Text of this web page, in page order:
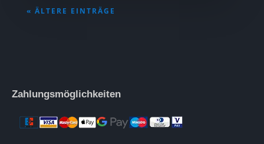
« ÄLTERE EINTRÄGE
Zahlungsmöglichkeiten